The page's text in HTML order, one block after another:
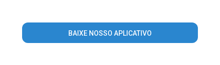
BAIXE NOSSO APLICATIVO